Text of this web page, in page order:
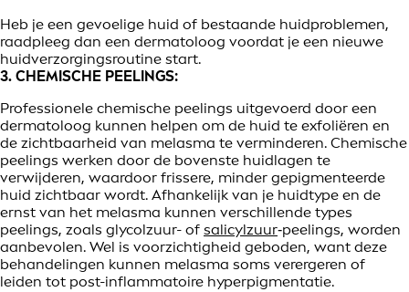
Heb je een gevoelige huid of bestaande huidproblemen,
raadpleeg dan een dermatoloog voordat je een nieuwe
huidverzorgingsroutine start.
3. CHEMISCHE PEELINGS:
Professionele chemische peelings uitgevoerd door een
dermatoloog kunnen helpen om de huid te exfoliëren en
de zichtbaarheid van melasma te verminderen. Chemische
peelings werken door de bovenste huidlagen te
verwijderen, waardoor frissere, minder gepigmenteerde
huid zichtbaar wordt. Afhankelijk van je huidtype en de
ernst van het melasma kunnen verschillende types
peelings, zoals glycolzuur- of salicylzuur‑peelings, worden
aanbevolen. Wel is voorzichtigheid geboden, want deze
behandelingen kunnen melasma soms verergeren of
leiden tot post-inflammatoire hyperpigmentatie.